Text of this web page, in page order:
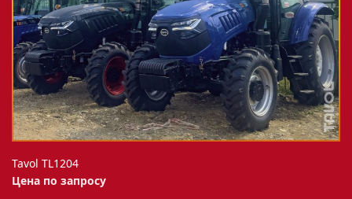
Tavol TL1204
Цена по запросу